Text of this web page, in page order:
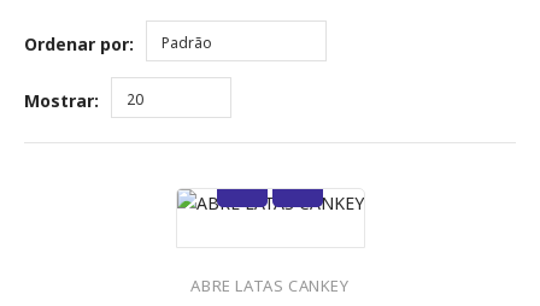
Ordenar por: Padrão
Mostrar: 20
ABRE LATAS CANKEY